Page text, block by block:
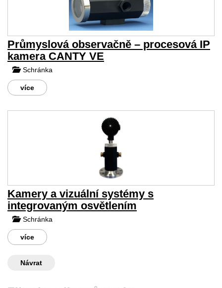
Průmyslová observačně – procesová IP
kamera CANTY VE
Schránka
více
Kamery a vizuální systémy s
integrovaným osvětlením
Schránka
více
Návrat